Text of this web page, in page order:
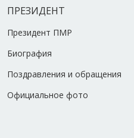
ПРЕЗИДЕНТ
Президент ПМР
Биография
Поздравления и обращения
Официальное фото